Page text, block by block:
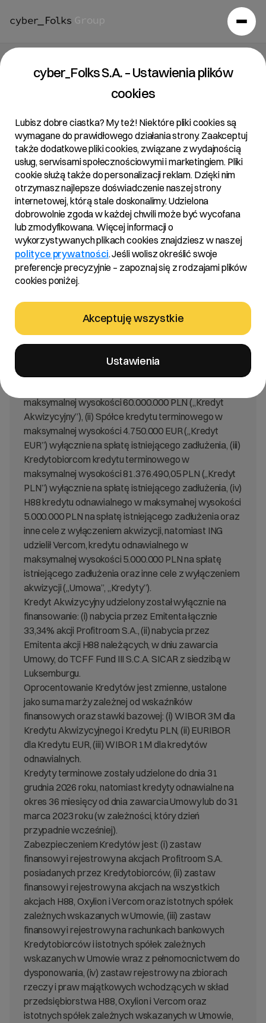
Raport bieżący 01/2020
Temat:
Zawarcie umowy kredytowej
Podstawa prawna:
Art. 17 ust. 1 MAR – informacje poufne.
Treść:
Zarząd R22 S.A. z siedzibą w Poznaniu („Spółka”,
„Emitent”) informuje, że w dniu dzisiejszym pomiędzy
(„Kredytobiorcy”) a mBank S.A. („Kredytodawca”)
oraz ING Bank Śląski S.A. („ING”) zawarta została
maksymalnej wysokości 60.000.000 PLN („Kredyt
Akwizycyjny”), (ii) Spółce kredytu terminowego w
maksymalnej wysokości 4.750.000 EUR („Kredyt
EUR”) wyłącznie na spłatę istniejącego zadłużenia, (iii)
Kredytobiorcom kredytu terminowego w
maksymalnej wysokości 81.376.490,05 PLN („Kredyt
PLN”) wyłącznie na spłatę istniejącego zadłużenia, (iv)
H88 kredytu odnawialnego w maksymalnej wysokości
5.000.000 PLN na spłatę istniejącego zadłużenia oraz
inne cele z wyłączeniem akwizycji, natomiast ING
udzielił Vercom, kredytu odnawialnego w
maksymalnej wysokości 5.000.000 PLN na spłatę
istniejącego zadłużenia oraz inne cele z wyłączeniem
akwizycji („Umowa”, „Kredyty”).
Kredyt Akwizycyjny udzielony został wyłącznie na
finansowanie: (i) nabycia przez Emitenta łącznie
33,34% akcji Profitroom S.A., (ii) nabycia przez
Emitenta akcji H88 należących, w dniu zawarcia
Umowy, do TCFF Fund III S.C.A. SICAR z siedzibą w
Luksemburgu.
Oprocentowanie Kredytów jest zmienne, ustalone
jako suma marży zależnej od wskaźników
finansowych oraz stawki bazowej: (i) WIBOR 3M dla
Kredytu Akwizycyjnego i Kredytu PLN, (ii) EURIBOR
dla Kredytu EUR, (iii) WIBOR 1M dla kredytów
odnawialnych.
Kredyty terminowe zostały udzielone do dnia 31
grudnia 2026 roku, natomiast kredyty odnawialne na
okres 36 miesięcy od dnia zawarcia Umowy lub do 31
marca 2023 roku (w zależności, który dzień
przypadnie wcześniej).
Zabezpieczeniem Kredytów jest: (i) zastaw
finansowy i rejestrowy na akcjach Profitroom S.A.
posiadanych przez Kredytobiorców, (ii) zastaw
finansowy i rejestrowy na akcjach na wszystkich
akcjach H88, Oxylion i Vercom oraz istotnych spółek
zależnych wskazanych w Umowie, (iii) zastaw
finansowy i rejestrowy na rachunkach bankowych
Kredytobiorców i istotnych spółek zależnych
wskazanych w Umowie wraz z pełnomocnictwem do
dysponowania, (iv) zastaw rejestrowy na zbiorach
rzeczy i praw majątkowych wchodzących w skład
przedsiębiorstwa H88, Oxylion i Vercom oraz
istotnych spółek zależnych wskazanych w Umowie,
cyber_Folks S.A. – Ustawienia plików
cookies
Lubisz dobre ciastka? My też! Niektóre pliki cookies są
wymagane do prawidłowego działania strony. Zaakceptuj
także dodatkowe pliki cookies, związane z wydajnością
usług, serwisami społecznościowymi i marketingiem. Pliki
cookie służą także do personalizacji reklam. Dzięki nim
otrzymasz najlepsze doświadczenie naszej strony
internetowej, którą stale doskonalimy. Udzielona
dobrowolnie zgoda w każdej chwili może być wycofana
lub zmodyfikowana. Więcej informacji o
wykorzystywanych plikach cookies znajdziesz w naszej
polityce prywatności. Jeśli wolisz określić swoje
preferencje precyzyjnie – zapoznaj się z rodzajami plików
cookies poniżej.
Akceptuję wszystkie
Ustawienia